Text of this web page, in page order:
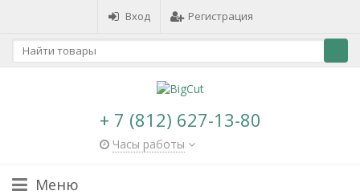
Вход Регистрация
+ 7 (812) 627-13-80
Часы работы
Меню